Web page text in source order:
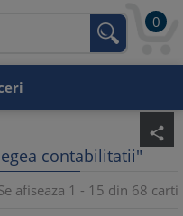
0
share
contabilitatii"
afiseaza 1 - 15 din 68 carti